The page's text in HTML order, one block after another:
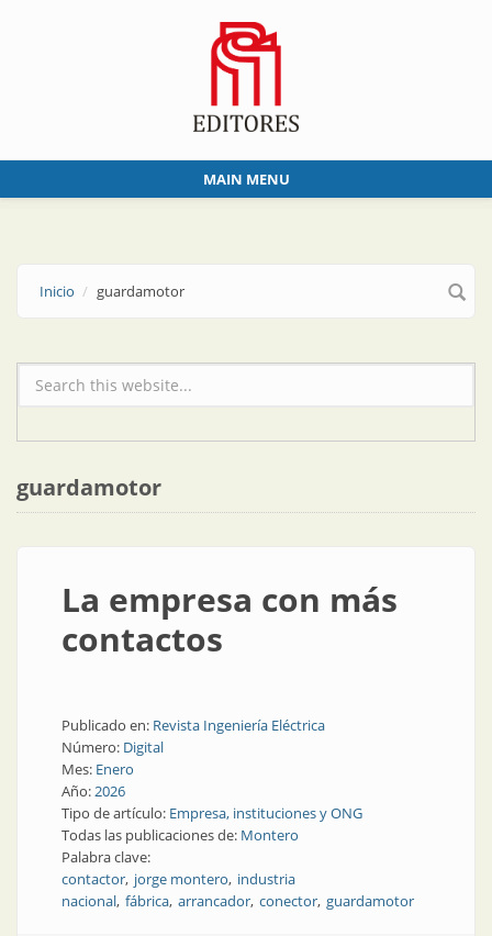
MAIN MENU
Inicio guardamotor
Formulario de búsqueda
guardamotor
La empresa con más
contactos
Publicado en: Revista Ingeniería Eléctrica
Número: Digital
Mes: Enero
Año:2026
Tipo de artículo: Empresa, instituciones y ONG
Todas las publicaciones de: Montero
Palabra clave:
contactor jorge montero industria
nacional fábrica arrancador conector guardamotor